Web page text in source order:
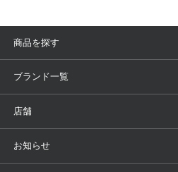
商品を探す
アイテム
トピックス
ブランド一覧
WACOAL
AMPHI
店舗
店舗を探す
お知らせ